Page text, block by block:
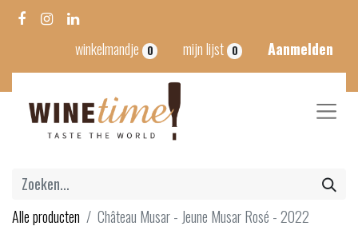
winkelmandje 0 mijn lijst 0 Aanmelden
Alle producten Château Musar - Jeune Musar Rosé - 2022